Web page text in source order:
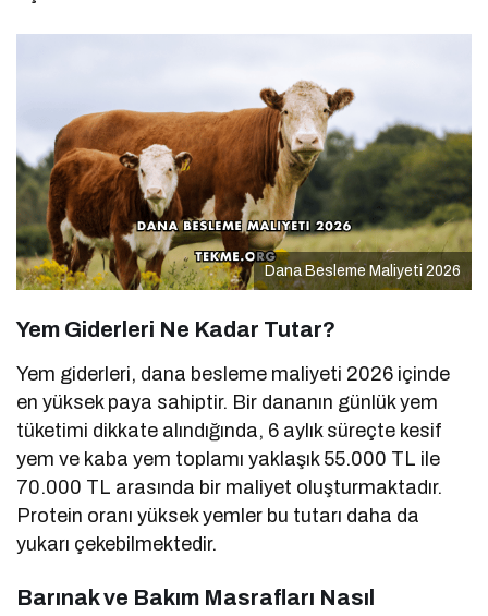
Dana Besleme Maliyeti 2026
Yem Giderleri Ne Kadar Tutar?
Yem giderleri, dana besleme maliyeti 2026 içinde
en yüksek paya sahiptir. Bir dananın günlük yem
tüketimi dikkate alındığında, 6 aylık süreçte kesif
yem ve kaba yem toplamı yaklaşık 55.000 TL ile
70.000 TL arasında bir maliyet oluşturmaktadır.
Protein oranı yüksek yemler bu tutarı daha da
yukarı çekebilmektedir.
Barınak ve Bakım Masrafları Nasıl